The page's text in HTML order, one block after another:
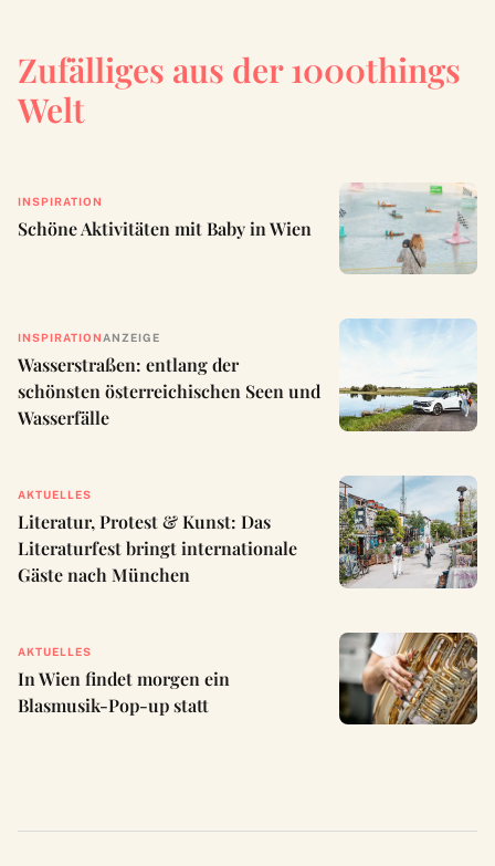
Zufälliges aus der 1000things
Welt
INSPIRATION
Schöne Aktivitäten mit Baby in Wien
INSPIRATION ANZEIGE
Wasserstraßen: entlang der
schönsten österreichischen Seen und
Wasserfälle
AKTUELLES
Literatur, Protest & Kunst: Das
Literaturfest bringt internationale
Gäste nach München
AKTUELLES
In Wien findet morgen ein
Blasmusik-Pop-up statt